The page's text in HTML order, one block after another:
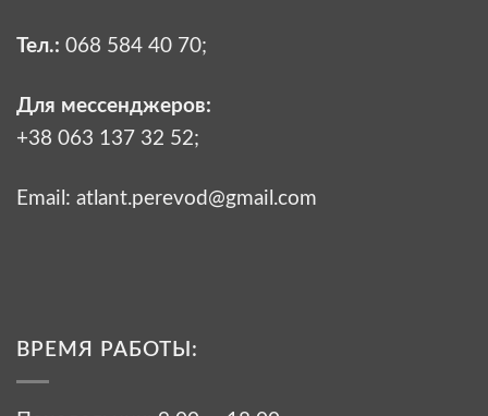
Тел.: 068 584 40 70;
Для мессенджеров:
+38 063 137 32 52;
Email: atlant.perevod@gmail.com
ВРЕМЯ РАБОТЫ: